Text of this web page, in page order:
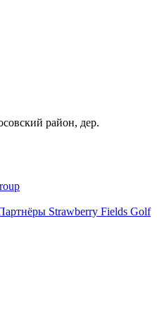
район, дер.
Strawberry Fields Golf